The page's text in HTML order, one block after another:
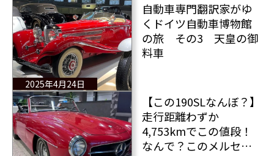
2025年4月24日
自動車専門翻訳家がゆ
くドイツ自動車博物館
の旅 その3 天皇の御
料車
【この190SLなんぼ？】
走行距離わずか
4,753kmでこの値段！
なんで？このメルセデ